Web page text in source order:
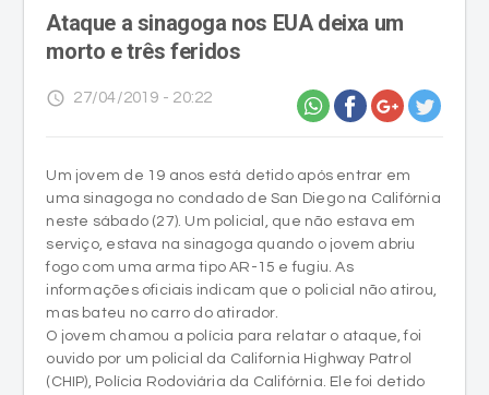
Ataque a sinagoga nos EUA deixa um
morto e três feridos
access_time 27/04/2019 - 20:22
Um jovem de 19 anos está detido após entrar em
uma sinagoga no condado de San Diego na Califórnia
neste sábado (27). Um policial, que não estava em
serviço, estava na sinagoga quando o jovem abriu
fogo com uma arma tipo AR-15 e fugiu. As
informações oficiais indicam que o policial não atirou,
mas bateu no carro do atirador.
O jovem chamou a polícia para relatar o ataque, foi
ouvido por um policial da California Highway Patrol
(CHIP), Polícia Rodoviária da Califórnia. Ele foi detido